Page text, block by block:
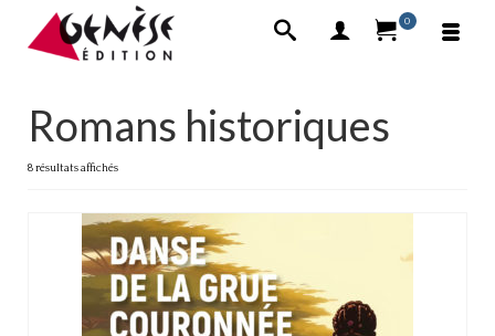
0
Romans historiques
8 résultats affichés